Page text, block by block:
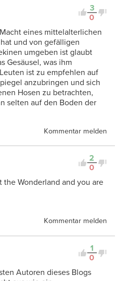
3
0
eines mittelalterlichen
und von gefälligen
umgeben ist glaubt
Gesäusel, was ihm
ist zu empfehlen auf
anzubringen und sich
Hosen zu betrachten,
selten auf den Boden der
Kommentar melden
2
0
the Wonderland and you are
Kommentar melden
1
0
Autoren dieses Blogs